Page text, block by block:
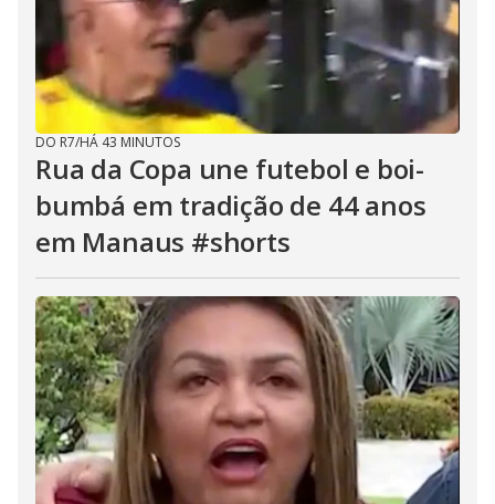
DO R7/HÁ 43 MINUTOS
Rua da Copa une futebol e boi-
bumbá em tradição de 44 anos
em Manaus #shorts